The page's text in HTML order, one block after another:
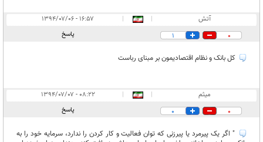
آتش |
|
۱۶:۵۷ - ۱۳۹۴/۰۷/۰۶
0
1 پاسخ
کل بانک و نظام اقتصادیمون بر مبنای رباست
میثم |
|
۰۸:۲۲ - ۱۳۹۴/۰۷/۰۷
0
0 پاسخ
" اگر یک پیرمرد یا پیرزنی که توان فعالیت و کار کردن را ندارد، سرمایه خود را به